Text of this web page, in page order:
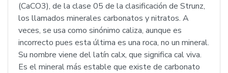
(CaCO3), de la clase 05 de la clasificación de Strunz,
los llamados minerales carbonatos y nitratos. A
veces, se usa como sinónimo caliza, aunque es
incorrecto pues esta última es una roca, no un mineral.
Su nombre viene del latín calx, que significa cal viva.
Es el mineral más estable que existe de carbonato